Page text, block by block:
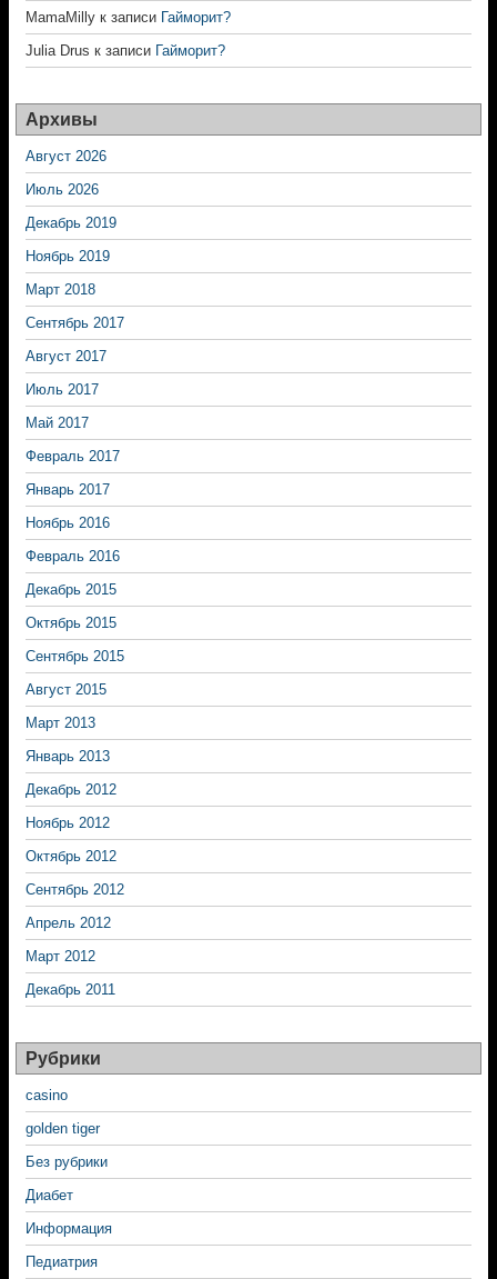
MamaMilly к записи Гайморит?
Julia Drus к записи Гайморит?
Архивы
Август 2026
Июль 2026
Декабрь 2019
Ноябрь 2019
Март 2018
Сентябрь 2017
Август 2017
Июль 2017
Май 2017
Февраль 2017
Январь 2017
Ноябрь 2016
Февраль 2016
Декабрь 2015
Октябрь 2015
Сентябрь 2015
Август 2015
Март 2013
Январь 2013
Декабрь 2012
Ноябрь 2012
Октябрь 2012
Сентябрь 2012
Апрель 2012
Март 2012
Декабрь 2011
Рубрики
casino
golden tiger
Без рубрики
Диабет
Информация
Педиатрия